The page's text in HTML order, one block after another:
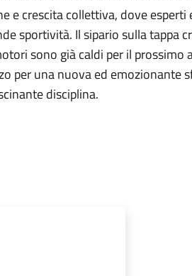
e crescita collettiva, dove
sportività. Il sipario sulla tappa
sono già caldi per il prossimo
per una nuova ed emozionante
disciplina.